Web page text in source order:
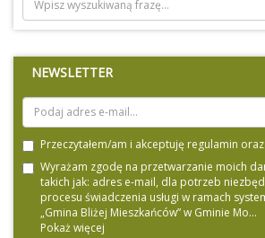
NEWSLETTER
Przeczytałem/am i akceptuję regulamin oraz
Wyrażam zgodę na przetwarzanie moich
takich jak: adres e-mail, dla potrzeb
procesu świadczenia usługi w ramach
„Gmina Bliżej Mieszkańców” w Gminie Mo...
Pokaż więcej